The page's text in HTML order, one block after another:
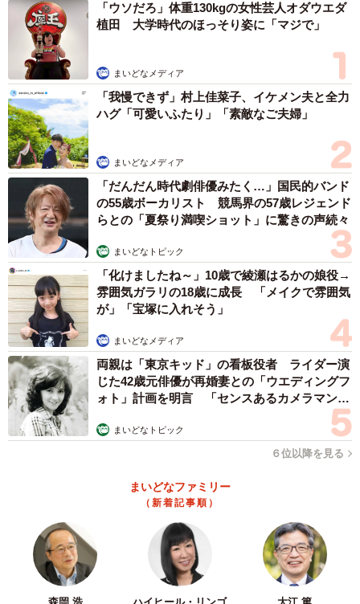
「ウソだろ」体重130kgの女性芸人オダウエダ
植田 大学時代のほっそり姿に「マジで」
まいどなメディア
「我慢できず」村上佳菜子、イケメン夫と全力
ハグ「可愛いふたり」「素敵なご夫婦」
まいどなメディア
「だんだん時代劇俳優みたく…」国民的バンド
の55歳ボーカリスト 競馬界の57歳レジェンド
らとの「夏祭り満喫ショット」に驚きの声続々
まいどなトピック
「化けましたね～」10歳で綾瀬はるかの娘役→
雰囲気ガラリの18歳に成長 「メイクで雰囲気
が」「宝塚に入れそう」
まいどなメディア
両親は「東京キッド」の看板役者 ライダー演
じた42歳元俳優が再婚妻との「ウエディングフ
ォト」計画を明言 「センスあるカメラマン求
まいどなトピック
６位以降を見る
まいどなファミリー
（新着記事順）